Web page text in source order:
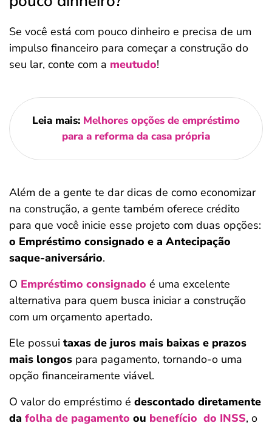
Se você está com pouco dinheiro e precisa de um
impulso financeiro para começar a construção do
seu lar, conte com a meutudo!
Leia mais: Melhores opções de empréstimo
para a reforma da casa própria
Além de a gente te dar dicas de como economizar
na construção, a gente também oferece crédito
para que você inicie esse projeto com duas opções:
o Empréstimo consignado e a Antecipação
saque-aniversário.
O Empréstimo consignado é uma excelente
alternativa para quem busca iniciar a construção
com um orçamento apertado.
Ele possui taxas de juros mais baixas e prazos
mais longos para pagamento, tornando-o uma
opção financeiramente viável.
O valor do empréstimo é descontado diretamente
da folha de pagamento ou benefício do INSS, o